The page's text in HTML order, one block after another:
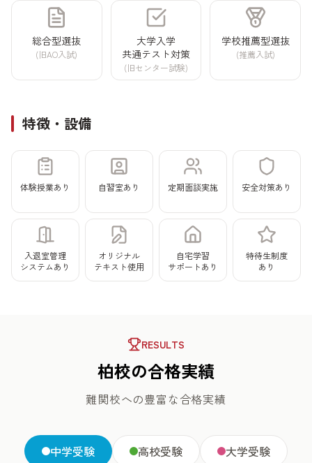
総合型選抜
(旧AO入試)
大学入学
共通テスト対策
(旧センター試験)
学校推薦型選抜
(推薦入試)
特徴・設備
体験授業あり 自習室あり 定期面談実施 安全対策あり
入退室管理
システムあり
オリジナル
テキスト使用
自宅学習
サポートあり
特待生制度
あり
RESULTS
柏校の合格実績
難関校への豊富な合格実績
中学受験 高校受験 大学受験